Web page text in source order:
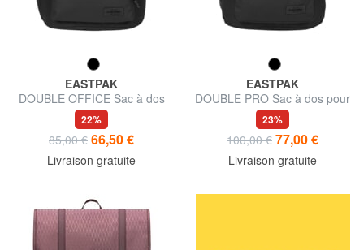
EASTPAK
DOUBLE OFFICE Sac à dos
PC 17"
22%
85,00 € 66,50 €
Livraison gratuite
EASTPAK
DOUBLE PRO Sac à dos pour
ordinateur portable 15,6"
23%
100,00 € 77,00 €
Livraison gratuite